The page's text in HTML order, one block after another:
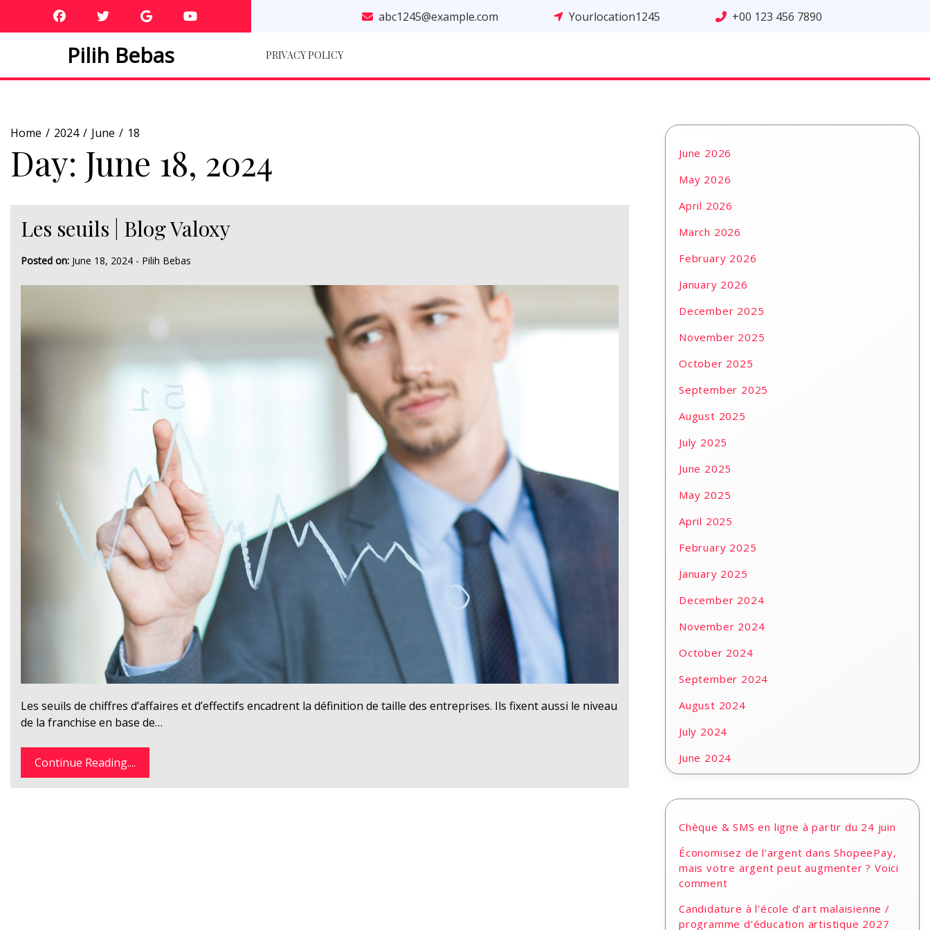
abc1245@example.com Yourlocation1245 +00 123 456 7890
Pilih Bebas PRIVACY POLICY
Home 2024 June 18
Day: June 18, 2024
Les seuils | Blog Valoxy
Posted on: June 18, 2024 - Pilih Bebas
Les seuils de chiffres d’affaires et d’effectifs encadrent la définition de taille des entreprises. Ils fixent aussi le niveau
de la franchise en base de…
Continue Reading....
June 2026
May 2026
April 2026
March 2026
February 2026
January 2026
December 2025
November 2025
October 2025
September 2025
August 2025
July 2025
June 2025
May 2025
April 2025
February 2025
January 2025
December 2024
November 2024
October 2024
September 2024
August 2024
July 2024
June 2024
Chèque & SMS en ligne à partir du 24 juin
Économisez de l’argent dans ShopeePay,
mais votre argent peut augmenter ? Voici
comment
Candidature à l’école d’art malaisienne /
programme d’éducation artistique 2027